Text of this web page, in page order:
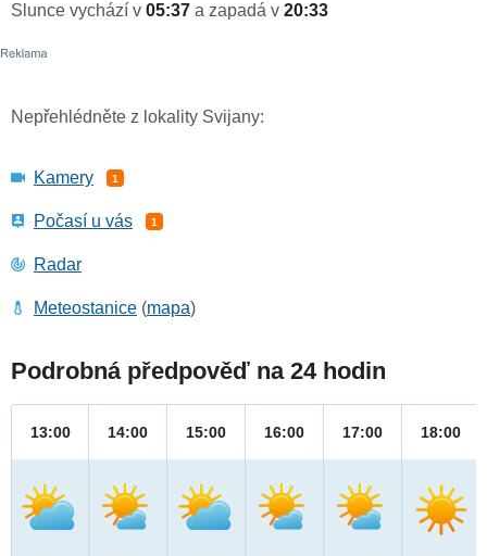
Slunce vychází v 05:37 a zapadá v 20:33
Nepřehlédněte z lokality Svijany:
Kamery 1
Počasí u vás 1
Radar
Meteostanice (mapa)
Podrobná předpověď na 24 hodin
13:00 14:00 15:00 16:00 17:00 18:00